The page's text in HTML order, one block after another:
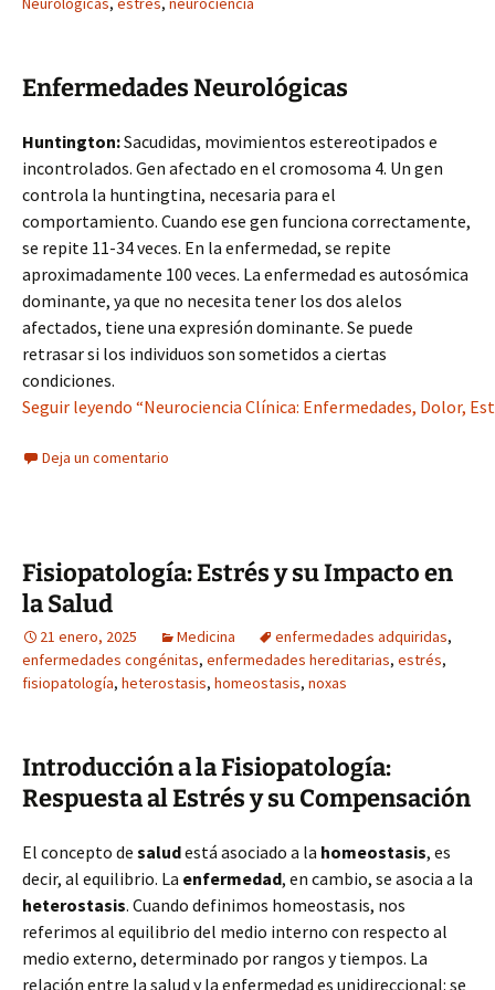
Enfermedades Neurológicas
Huntington:Sacudidas, movimientos estereotipados e
incontrolados. Gen afectado en el cromosoma 4. Un gen
controla la huntingtina, necesaria para el
comportamiento. Cuando ese gen funciona correctamente,
se repite 11-34 veces. En la enfermedad, se repite
aproximadamente 100 veces. La enfermedad es autosómica
dominante, ya que no necesita tener los dos alelos
afectados, tiene una expresión dominante. Se puede
retrasar si los individuos son sometidos a ciertas
condiciones.
Seguir leyendo “Neurociencia Clínica: Enfermedades, Dolor,
Deja un comentario
Fisiopatología: Estrés y su Impacto en
la Salud
21 enero, 2025 Medicina enfermedades adquiridas,
enfermedades congénitas, enfermedades hereditarias, estrés,
fisiopatología, heterostasis, homeostasis, noxas
Introducción a la Fisiopatología:
Respuesta al Estrés y su Compensación
El concepto de saludestá asociado a la homeostasis, es
decir, al equilibrio. La enfermedad, en cambio, se asocia a la
heterostasis. Cuando definimos homeostasis, nos
referimos al equilibrio del medio interno con respecto al
medio externo, determinado por rangos y tiempos. La
relación entre la salud y la enfermedad es unidireccional: se